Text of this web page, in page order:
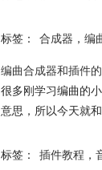
标签： 合成器 ， 编
编曲合成器和插件
很多刚学习编曲的
意思，所以今天就
标签： 插件教程 ，